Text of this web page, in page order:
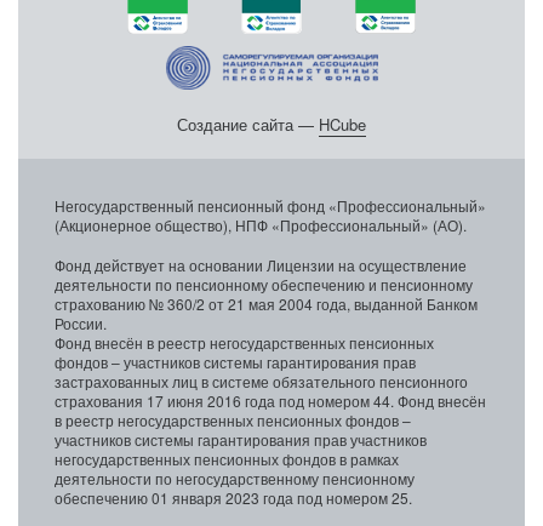
Создание сайта — HCube
Негосударственный пенсионный фонд «Профессиональный»
(Акционерное общество), НПФ «Профессиональный» (АО).
Фонд действует на основании Лицензии на осуществление
деятельности по пенсионному обеспечению и пенсионному
страхованию № 360/2 от 21 мая 2004 года, выданной Банком
России.
Фонд внесён в реестр негосударственных пенсионных
фондов – участников системы гарантирования прав
застрахованных лиц в системе обязательного пенсионного
страхования 17 июня 2016 года под номером 44. Фонд внесён
в реестр негосударственных пенсионных фондов –
участников системы гарантирования прав участников
негосударственных пенсионных фондов в рамках
деятельности по негосударственному пенсионному
обеспечению 01 января 2023 года под номером 25.